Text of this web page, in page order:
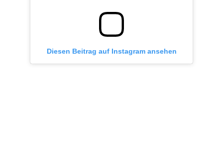
Diesen Beitrag auf Instagram ansehen